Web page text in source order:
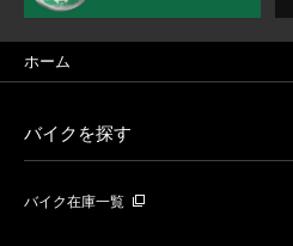
ホーム
バイクを探す
バイク在庫一覧